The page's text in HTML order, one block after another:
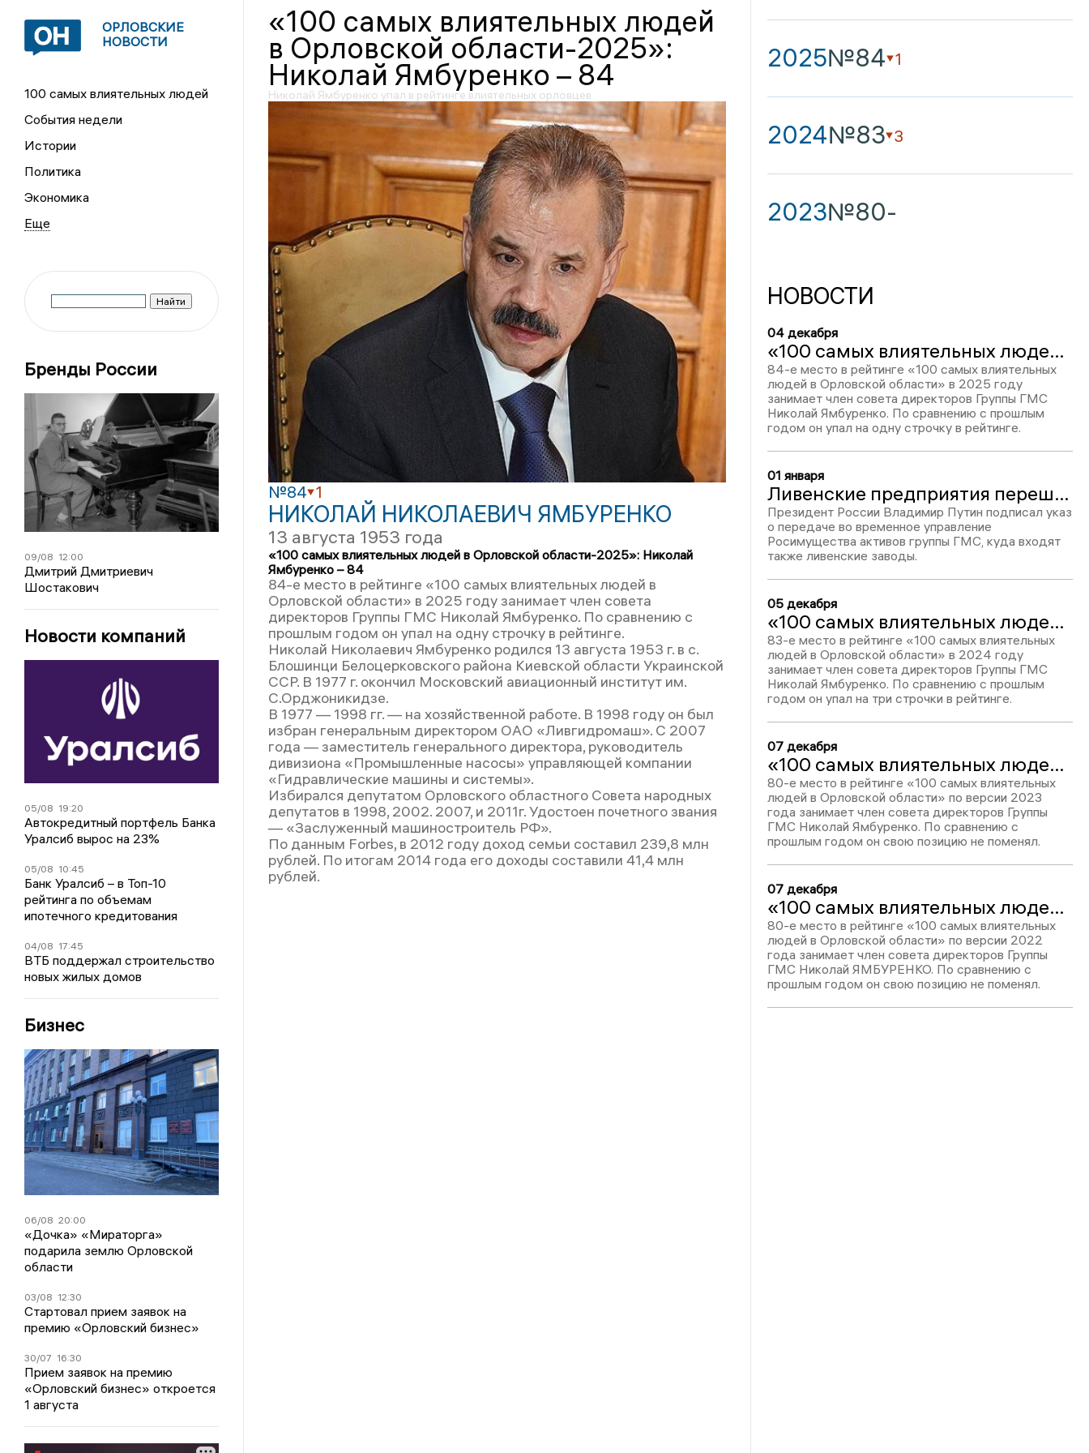
ОРЛОВСКИЕ
НОВОСТИ
100 самых влиятельных людей
События недели
Истории
Политика
Экономика
Бренды России
09/08 12:00
Дмитрий Дмитриевич
Шостакович
Новости компаний
05/08 19:20
Автокредитный портфель Банка
Уралсиб вырос на 23%
05/08 10:45
Банк Уралсиб – в Топ-10
рейтинга по объемам
ипотечного кредитования
04/08 17:45
ВТБ поддержал строительство
новых жилых домов
Бизнес
06/08 20:00
«Дочка» «Мираторга»
подарила землю Орловской
области
03/08 12:30
Стартовал прием заявок на
премию «Орловский бизнес»
30/07 16:30
Прием заявок на премию
«Орловский бизнес» откроется
1 августа
«100 самых влиятельных людей
в Орловской области-2025»:
Николай Ямбуренко – 84
Николай Ямбуренко упал в рейтинге влиятельных орловцев
№84 1
НИКОЛАЙ НИКОЛАЕВИЧ ЯМБУРЕНКО
13 августа 1953 года
«100 самых влиятельных людей в Орловской области-2025»: Николай
Ямбуренко – 84
84-е место в рейтинге «100 самых влиятельных людей в
Орловской области» в 2025 году занимает член совета
директоров Группы ГМС Николай Ямбуренко. По сравнению с
прошлым годом он упал на одну строчку в рейтинге.
Николай Николаевич Ямбуренко родился 13 августа 1953 г. в с.
Блошинци Белоцерковского района Киевской области Украинской
ССР. В 1977 г. окончил Московский авиационный институт им.
С.Орджоникидзе.
В 1977 — 1998 гг. — на хозяйственной работе. В 1998 году он был
избран генеральным директором ОАО «Ливгидромаш». С 2007
года — заместитель генерального директора, руководитель
дивизиона «Промышленные насосы» управляющей компании
«Гидравлические машины и системы».
Избирался депутатом Орловского областного Совета народных
депутатов в 1998, 2002. 2007, и 2011г. Удостоен почетного звания
— «Заслуженный машиностроитель РФ».
По данным Forbes, в 2012 году доход семьи составил 239,8 млн
рублей. По итогам 2014 года его доходы составили 41,4 млн
рублей.
2025№84 1
2024№83 3
2023№80-
НОВОСТИ
04 декабря
«100 самых влиятельных людей в Орловской области-2025»: Николай Ямбуренко – 84
84-е место в рейтинге «100 самых влиятельных
людей в Орловской области» в 2025 году
занимает член совета директоров Группы ГМС
Николай Ямбуренко. По сравнению с прошлым
годом он упал на одну строчку в рейтинге.
01 января
Ливенские предприятия перешли во временное управление государства
Президент России Владимир Путин подписал указ
о передаче во временное управление
Росимущества активов группы ГМС, куда входят
также ливенские заводы.
05 декабря
«100 самых влиятельных людей в Орловской области-2024»: Николай Ямбуренко – 83
83-е место в рейтинге «100 самых влиятельных
людей в Орловской области» в 2024 году
занимает член совета директоров Группы ГМС
Николай Ямбуренко. По сравнению с прошлым
годом он упал на три строчки в рейтинге.
07 декабря
«100 самых влиятельных людей в Орловской области-2023»: Николай Ямбуренко - 80
80-е место в рейтинге «100 самых влиятельных
людей в Орловской области» по версии 2023
года занимает член совета директоров Группы
ГМС Николай Ямбуренко. По сравнению с
прошлым годом он свою позицию не поменял.
07 декабря
«100 самых влиятельных людей в Орловской области-2022»: Николай Ямбуренко - 80
80-е место в рейтинге «100 самых влиятельных
людей в Орловской области» по версии 2022
года занимает член совета директоров Группы
ГМС Николай ЯМБУРЕНКО. По сравнению с
прошлым годом он свою позицию не поменял.